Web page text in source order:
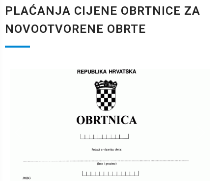
PLAĆANJA CIJENE OBRTNICE ZA
NOVOOTVORENE OBRTE